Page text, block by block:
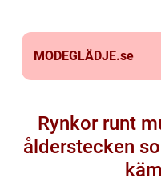
MODEGLÄDJE.se
Rynkor runt
ålderstecken